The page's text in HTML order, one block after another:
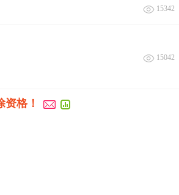
15342
15042
格！